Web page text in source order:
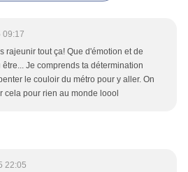
09:17
rajeunir tout ça! Que d'émotion et de
Je comprends ta détermination
le couloir du métro pour y aller. On
cela pour rien au monde loool
22:05